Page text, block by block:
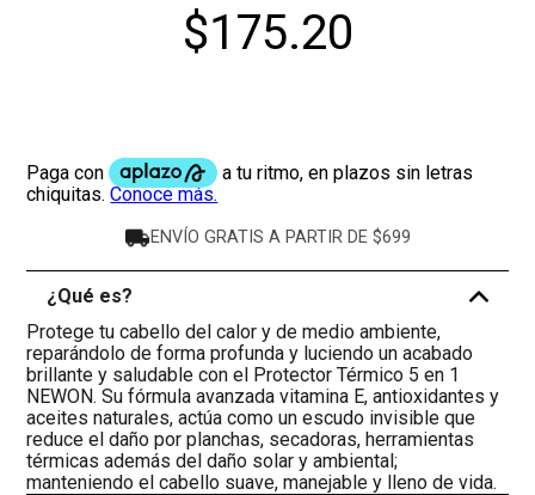
$175.20
ENVÍO GRATIS A PARTIR DE $699
¿Qué es?
-
Protege tu cabello del calor y de medio ambiente,
reparándolo de forma profunda y luciendo un acabado
brillante y saludable con el Protector Térmico 5 en 1
NEWON. Su fórmula avanzada vitamina E, antioxidantes y
aceites naturales, actúa como un escudo invisible que
reduce el daño por planchas, secadoras, herramientas
térmicas además del daño solar y ambiental;
manteniendo el cabello suave, manejable y lleno de vida.